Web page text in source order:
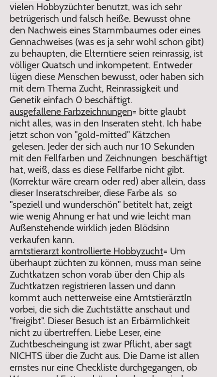
vielen Hobbyzüchter benutzt, was ich sehr
betrügerisch und falsch heiße. Bewusst ohne
den Nachweis eines Stammbaumes oder eines
Gennachweises (was es ja sehr wohl schon gibt)
zu behaupten, die Elterntiere seien reinrassig, ist
völliger Quatsch und inkompetent. Entweder
lügen diese Menschen bewusst, oder haben sich
mit dem Thema Zucht, Reinrassigkeit und
Genetik einfach 0 beschäftigt.
ausgefallene Farbzeichnungen= bitte glaubt
nicht alles, was in den Inseraten steht. Ich habe
jetzt schon von "gold-mitted" Kätzchen
gelesen. Jeder der sich auch nur 10 Sekunden
mit den Fellfarben und Zeichnungen beschäftigt
hat, weiß, dass es diese Fellfarbe nicht gibt.
(Korrektur wäre cream oder red) aber allein, dass
dieser Inseratschreiber, diese Farbe als so
"speziell und wunderschön" betitelt hat, zeigt
wie wenig Ahnung er hat und wie leicht man
Außenstehende wirklich jeden Blödsinn
verkaufen kann.
amtstierarzt kontrollierte Hobbyzucht= Um
überhaupt züchten zu können, muss man seine
Zuchtkatzen schon vorab über den Chip als
Zuchtkatzen registrieren lassen und dann
kommt auch netterweise eine AmtstierärztIn
vorbei, die sich die Zuchtstätte anschaut und
"freigibt". Dieser Besuch ist an Erbärmlichkeit
nicht zu übertreffen. Liebe Leser, eine
Zuchtbescheingung ist zwar Pflicht, aber sagt
NICHTS über die Zucht aus. Die Dame ist allen
ernstes nur eine Checkliste durchgegangen, ob